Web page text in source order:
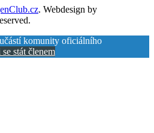
. Webdesign by
komunity oficiálního
stát členem